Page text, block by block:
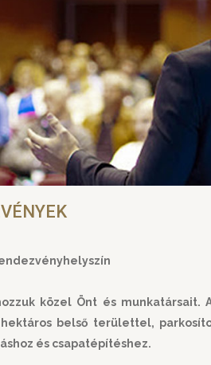
közel Önt és munkatársait.
belső területtel,
és csapatépítéshez.